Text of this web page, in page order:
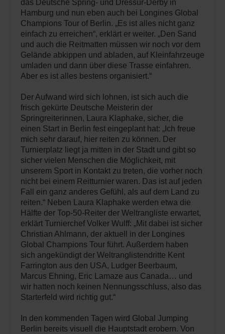
das Deutsche Spring- und Dressur-Derby in
Hamburg und nun eben auch bei Longines Global
Champions Tour of Berlin. „Es ist alles nicht ganz
einfach zu erreichen“, erklärt er weiter. „Den Sand
und auch die Reitmatten müssen wir noch vor dem
Gelände abkippen und abladen, auf Kleinfahrzeuge
umladen und dann über diese Trasse einfahren.
Aber es ist alles bestens organisiert.“
Der Aufwand wird sich lohnen, ist sich auch die
frisch gekürte Deutsche Meisterin der
Springreiterinnen, Laura Klaphake, sicher, die
einen Start in Berlin fest eingeplant hat: „Ich freue
mich sehr darauf, hier reiten zu können. Der
Turnierplatz liegt ja mitten in der Stadt und gibt so
sicher vielen Menschen die Möglichkeit, mit
unserem Sport in Kontakt zu treten, die vorher noch
nicht bei einem Reitturnier waren. Das ist auf jeden
Fall ein ganz anderes Gefühl, als auf dem Land zu
reiten.“ Neben Laura Klaphake werden etwa die
Hälfte der Top-50-Reiter der Weltrangliste erwartet,
erklärt Turnierchef Volker Wulff: „Mit dabei ist sicher
Christian Ahlmann, der aktuell in der Longines
Global Champions Tour führt. Außerdem haben
sich angekündigt der Weltranglistendritte Kent
Farrington aus den USA, Ludger Beerbaum,
Marcus Ehning, Eric Lamaze aus Canada… und
wir hatten noch keinen Nennungsschluss, also das
Starterfeld wird richtig gut.“
In den kommenden Tagen wird Global Jumping
Berlin bereits visuell die Hauptstadt erobern. Von